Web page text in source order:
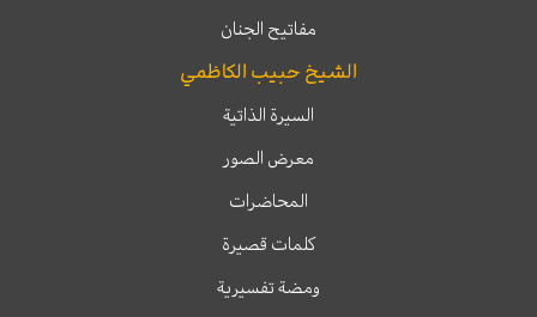
مفاتيح الجنان
الشيخ حبيب الكاظمي
السيرة الذاتية
معرض الصور
المحاضرات
كلمات قصيرة
ومضة تفسيرية